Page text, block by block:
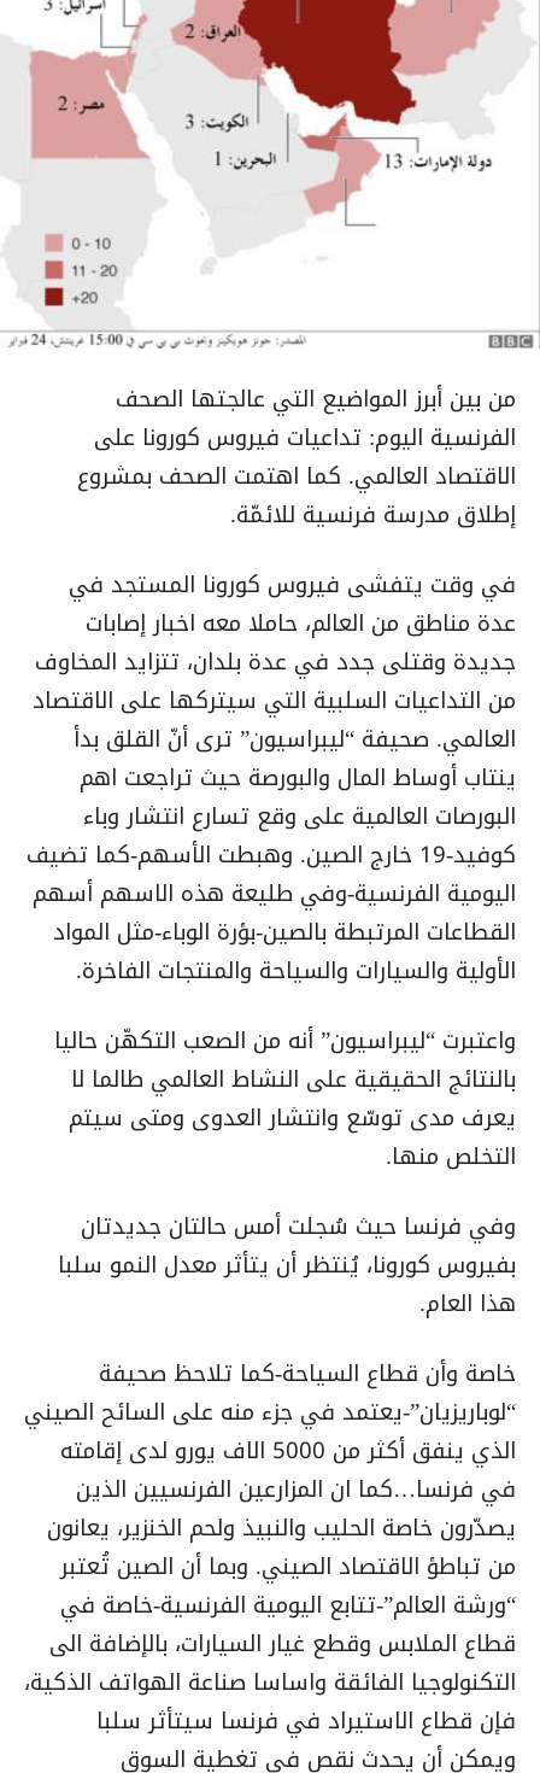
من بين أبرز المواضيع التي عالجتها الصحف
الفرنسية اليوم: تداعيات فيروس كورونا على
الاقتصاد العالمي. كما اهتمت الصحف بمشروع
إطلاق مدرسة فرنسية للائمّة.
في وقت يتفشى فيروس كورونا المستجد في
عدة مناطق من العالم، حاملا معه اخبار إصابات
جديدة وقتلى جدد في عدة بلدان، تتزايد المخاوف
من التداعيات السلبية التي سيتركها على الاقتصاد
العالمي. صحيفة “ليبراسيون” ترى أنّ القلق بدأ
ينتاب أوساط المال والبورصة حيث تراجعت اهم
البورصات العالمية على وقع تسارع انتشار وباء
كوفيد-19 خارج الصين. وهبطت الأسهم-كما تضيف
اليومية الفرنسية-وفي طليعة هذه الاسهم أسهم
القطاعات المرتبطة بالصين-بؤرة الوباء-مثل المواد
الأولية والسيارات والسياحة والمنتجات الفاخرة.
واعتبرت “ليبراسيون” أنه من الصعب التكهّن حاليا
بالنتائج الحقيقية على النشاط العالمي طالما لا
يعرف مدى توسّع وانتشار العدوى ومتى سيتم
التخلص منها.
وفي فرنسا حيث سُجلت أمس حالتان جديدتان
بفيروس كورونا، يُنتظر أن يتأثر معدل النمو سلبا
هذا العام.
خاصة وأن قطاع السياحة-كما تلاحظ صحيفة
“لوباريزيان”-يعتمد في جزء منه على السائح الصيني
الذي ينفق أكثر من 5000 الاف يورو لدى إقامته
في فرنسا…كما ان المزارعين الفرنسيين الذين
يصدّرون خاصة الحليب والنبيذ ولحم الخنزير، يعانون
من تباطؤ الاقتصاد الصيني. وبما أن الصين تُعتبر
“ورشة العالم”-تتابع اليومية الفرنسية-خاصة في
قطاع الملابس وقطع غيار السيارات، بالإضافة الى
التكنولوجيا الفائقة واساسا صناعة الهواتف الذكية،
فإن قطاع الاستيراد في فرنسا سيتأثر سلبا
ويمكن أن يحدث نقص في تغطية السوق